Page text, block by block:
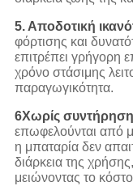
5. Αποδοτική
φόρτισης και
επιτρέπει γρήγορη
χρόνο στάσιμης
παραγωγικότητα.
6Χωρίς συντήρηση
επωφελούνται από
η μπαταρία δεν
διάρκεια της
μειώνοντας το